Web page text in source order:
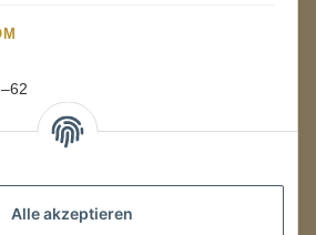
Alle akzeptieren